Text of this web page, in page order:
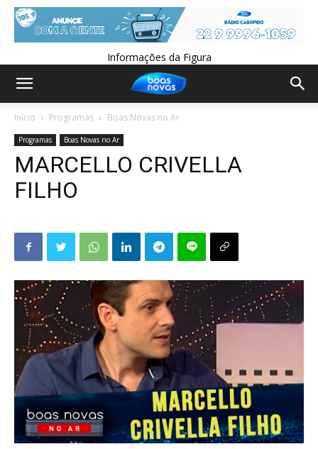
Informações da Figura
Início Programas Boas Novas no Ar
Programas Boas Novas no Ar
MARCELLO CRIVELLA
FILHO